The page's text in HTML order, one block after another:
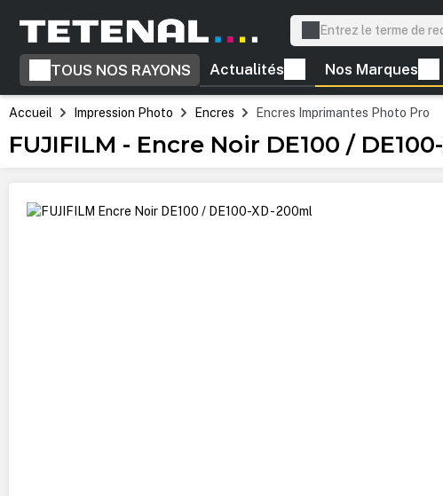
Passer à la navigation principale
TOUS NOS RAYONS Actualités Nos Marques
Accueil Impression Photo Encres Encres Imprimantes Photo Pro
FUJIFILM - Encre Noir DE100 /
Ignorer la galerie d'images